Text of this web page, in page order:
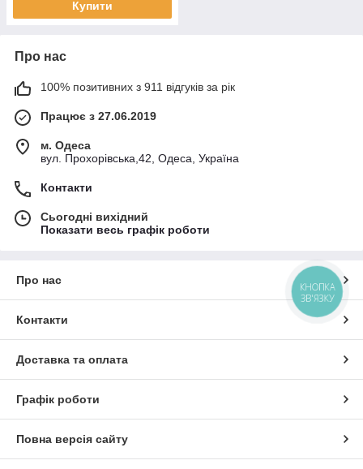
Купити
Про нас
100% позитивних з 911 відгуків за рік
Працює з 27.06.2019
м. Одеса
вул. Прохорівська,42, Одеса, Україна
Контакти
Сьогодні вихідний
Показати весь графік роботи
Про нас
Контакти
Доставка та оплата
Графік роботи
Повна версія сайту
КНОПКА
ЗВ'ЯЗКУ